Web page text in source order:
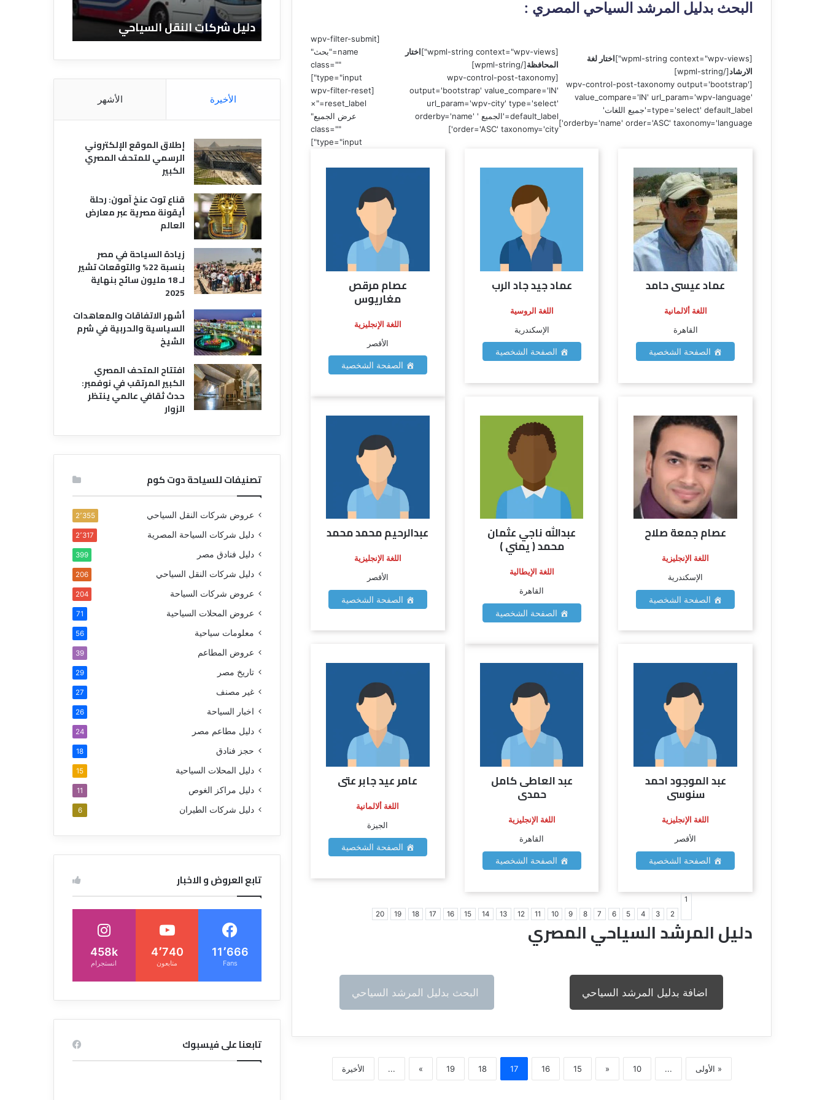
البحث بدليل المرشد السياحي المصري :
[wpml-string context="wpv-views"]
اختار لغة
الارشاد[/wpml-string]
[wpv-control-post-taxonomy output='bootstrap'
value_compare='IN' url_param='wpv-language'
type='select' default_label='جميع اللغات'
orderby='name' order='ASC' taxonomy='language']
[wpml-string context="wpv-views"]
اختار
المحافظة[/wpml-string]
[wpv-control-post-taxonomy
output='bootstrap' value_compare='IN'
url_param='wpv-city' type='select'
default_label='الجميع ' orderby='name'
order='ASC' taxonomy='city']
[wpv-filter-submit
name="بحث"
class=""
type="input"]
[wpv-filter-reset
reset_label="×
عرض الجميع"
class=""
type="input"]
عماد عيسى حامد
اللغة ألالمانية
القاهرة
الصفحة الشخصية
عماد جيد جاد الرب
اللغة الروسية
الإسكندرية
الصفحة الشخصية
عصام مرقص
مغاريوس
اللغة الإنجليزية
الأقصر
الصفحة الشخصية
عصام جمعة صلاح
اللغة الإنجليزية
الإسكندرية
الصفحة الشخصية
عبدالله ناجي عثمان
محمد ( يمني )
اللغة الإيطالية
القاهرة
الصفحة الشخصية
عبدالرحيم محمد محمد
اللغة الإنجليزية
الأقصر
الصفحة الشخصية
عبد الموجود احمد
سنوسى
اللغة الإنجليزية
الأقصر
الصفحة الشخصية
عبد العاطى كامل
حمدى
اللغة الإنجليزية
القاهرة
الصفحة الشخصية
عامر عيد جابر عتى
اللغة ألالمانية
الجيزة
الصفحة الشخصية
1
2
3
4
5
6
7
8
9
10
11
12
13
14
15
16
17
18
19
20
دليل المرشد السياحي المصري
اضافة بدليل المرشد السياحي البحث بدليل المرشد السياحي
« الأولى ...
10
«
15
16
17
18
19
»
... الأخيرة
ا
ت
ك
م
و
ض
ا
ل
ف
ن
ا
د
ق
قناة للسياحة دوت كوم – عروض
ن
ل
ا
ل
س
ي
ا
ت
ل
ل
س
ح
ي
دليل شركات النقل السياحي
م
ي
الأخيرة الأشهر
إطلاق الموقع الإلكتروني
الرسمي للمتحف المصري
الكبير
قناع توت عنخ آمون: رحلة
أيقونة مصرية عبر معارض
العالم
زيادة السياحة في مصر
بنسبة 22% والتوقعات تشير
لـ 18 مليون سائح بنهاية
2025
أشهر الاتفاقات والمعاهدات
السياسية والحربية في شرم
الشيخ
افتتاح المتحف المصري
الكبير المرتقب في نوفمبر:
حدث ثقافي عالمي ينتظر
الزوار
تصنيفات للسياحة دوت كوم
عروض شركات النقل السياحي 2٬355
دليل شركات السياحة المصرية 2٬317
دليل فنادق مصر 399
دليل شركات النقل السياحي 206
عروض شركات السياحة 204
عروض المحلات السياحية 71
معلومات سياحية 56
عروض المطاعم 39
تاريخ مصر 29
غير مصنف 27
اخبار السياحة 26
دليل مطاعم مصر 24
حجز فنادق 18
دليل المحلات السياحية 15
دليل مراكز الغوص 11
دليل شركات الطيران 6
تابع العروض و الاخبار
11٬666
Fans
4٬740
متابعون
458k
انستجرام
تابعنا على فيسبوك